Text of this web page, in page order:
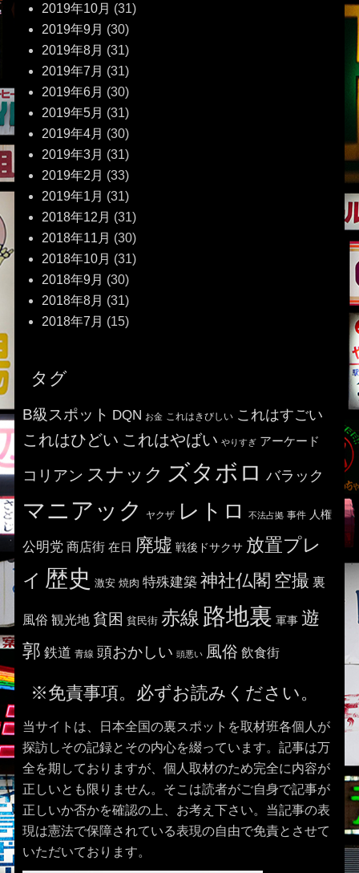
2019年10月 (31)
2019年9月 (30)
2019年8月 (31)
2019年7月 (31)
2019年6月 (30)
2019年5月 (31)
2019年4月 (30)
2019年3月 (31)
2019年2月 (33)
2019年1月 (31)
2018年12月 (31)
2018年11月 (30)
2018年10月 (31)
2018年9月 (30)
2018年8月 (31)
2018年7月 (15)
タグ
B級スポット DQN お金 これはきびしい これはすごい
これはひどい これはやばい やりすぎ アーケード
コリアン スナック ズタボロ バラック
マニアック ヤクザ レトロ 不法占拠 事件 人権
公明党 商店街 在日 廃墟 戦後ドサクサ 放置プレ
イ 歴史 激安 焼肉 特殊建築 神社仏閣 空撮 裏
風俗 観光地 貧困 貧民街 赤線 路地裏 軍事 遊
郭 鉄道 青線 頭おかしい 頭悪い 風俗 飲食街
※免責事項。必ずお読みください。
当サイトは、日本全国の裏スポットを取材班各個人が
探訪しその記録とその内心を綴っています。記事は万
全を期しておりますが、個人取材のため完全に内容が
正しいとも限りません。そこは読者がご自身で記事が
正しいか否かを確認の上、お考え下さい。当記事の表
現は憲法で保障されている表現の自由で免責とさせて
いただいております。